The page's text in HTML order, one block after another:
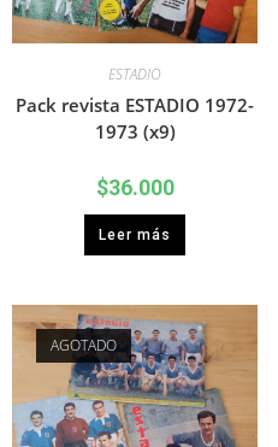
ESTADIO
Pack revista ESTADIO 1972-
1973 (x9)
$36.000
Leer más
AGOTADO